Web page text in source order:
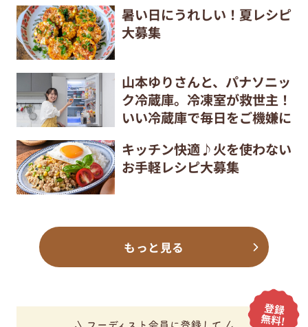
暑い日にうれしい！夏レシピ
大募集
山本ゆりさんと、パナソニッ
ク冷蔵庫。冷凍室が救世主！
いい冷蔵庫で毎日をご機嫌に
キッチン快適♪火を使わない
お手軽レシピ大募集
もっと見る